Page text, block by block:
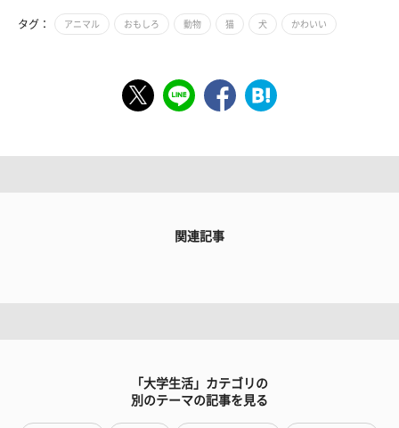
タグ： アニマル おもしろ 動物 猫 犬 かわいい
関連記事
「大学生活」カテゴリの
別のテーマの記事を見る